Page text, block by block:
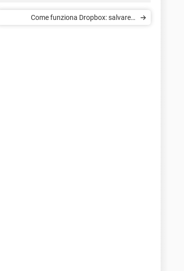
Come funziona Dropbox: salvare e